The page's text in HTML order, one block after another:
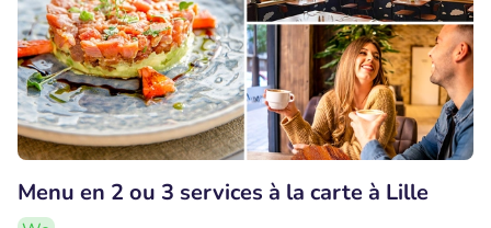
Menu en 2 ou 3 services à la carte à Lille